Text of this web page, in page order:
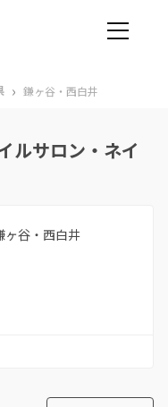
› 鎌ヶ谷・西白井
ルサロン・ネイ
ヶ谷・西白井